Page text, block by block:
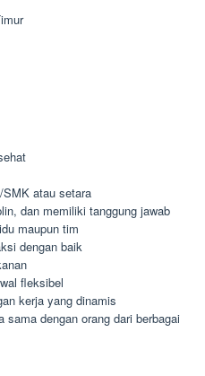
atau setara
dan memiliki tanggung jawab
maupun tim
dengan baik
fleksibel
kerja yang dinamis
sama dengan orang dari berbagai